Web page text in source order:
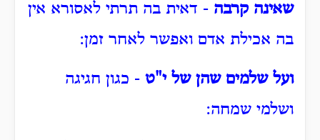
שאינה קרבה - דאית בה תרתי לאסורא אין
בה אכילת אדם ואפשר לאחר זמן:
ועל שלמים שהן של י"ט - כגון חגיגה
ושלמי שמחה: